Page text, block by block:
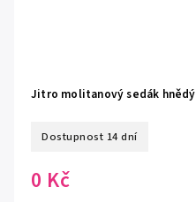
Jitro molitanový sedák hnědý
Dostupnost 14 dní
0 Kč